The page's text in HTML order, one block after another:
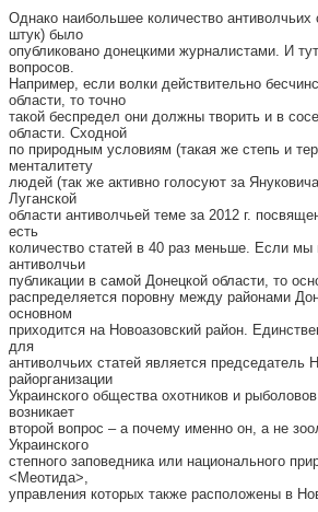
Однако наибольшее количество антиволчьих
штук) было
опубликовано донецкими журналистами. И
вопросов.
Например, если волки действительно
области, то точно
такой беспредел они должны творить и в
области. Сходной
по природным условиям (такая же степь и
менталитету
людей (так же активно голосуют за
Луганской
области антиволчьей теме за 2012 г.
есть
количество статей в 40 раз меньше. Если мы
антиволчьи
публикации в самой Донецкой области, то
распределяется поровну между районами
основном
приходится на Новоазовский район.
для
антиволчьих статей является председатель
райорганизации
Украинского общества охотников и
возникает
второй вопрос – а почему именно он, а не
Украинского
степного заповедника или национального
<Меотида>,
управления которых также расположены в